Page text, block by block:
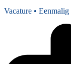
Vacature • Eenmalig